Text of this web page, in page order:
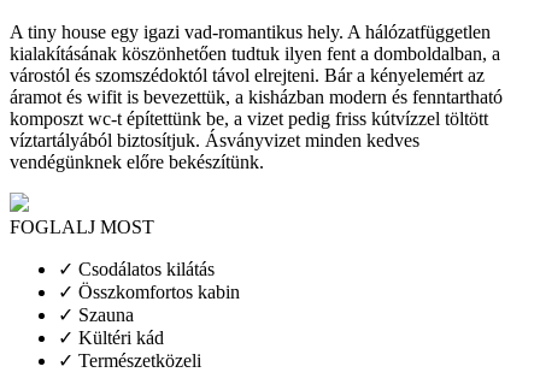
A tiny house egy igazi vad-romantikus hely. A hálózatfüggetlen
kialakításának köszönhetően tudtuk ilyen fent a domboldalban, a
várostól és szomszédoktól távol elrejteni. Bár a kényelemért az
áramot és wifit is bevezettük, a kisházban modern és fenntartható
komposzt wc-t építettünk be, a vizet pedig friss kútvízzel töltött
víztartályából biztosítjuk. Ásványvizet minden kedves
vendégünknek előre bekészítünk.
FOGLALJ MOST
✓ Csodálatos kilátás
✓ Összkomfortos kabin
✓ Szauna
✓ Kültéri kád
✓ Természetközeli